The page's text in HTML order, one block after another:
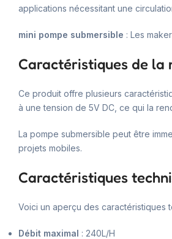
applications nécessitant une
mini pompe submersible : Les
Caractéristiques de la
Ce produit offre plusieurs
à une tension de 5V DC, ce qui la
La pompe submersible peut être
projets mobiles.
Caractéristiques
Voici un aperçu des caractéristiques
Débit maximal : 240L/H